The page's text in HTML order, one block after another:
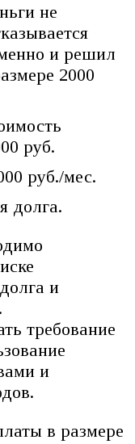
не
и решил
2000
руб.
руб./мес.
долга.
и
требование
и
в размере